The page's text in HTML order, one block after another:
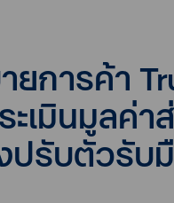
การค้า
เมินมูลค่า
ปรับตัวรั